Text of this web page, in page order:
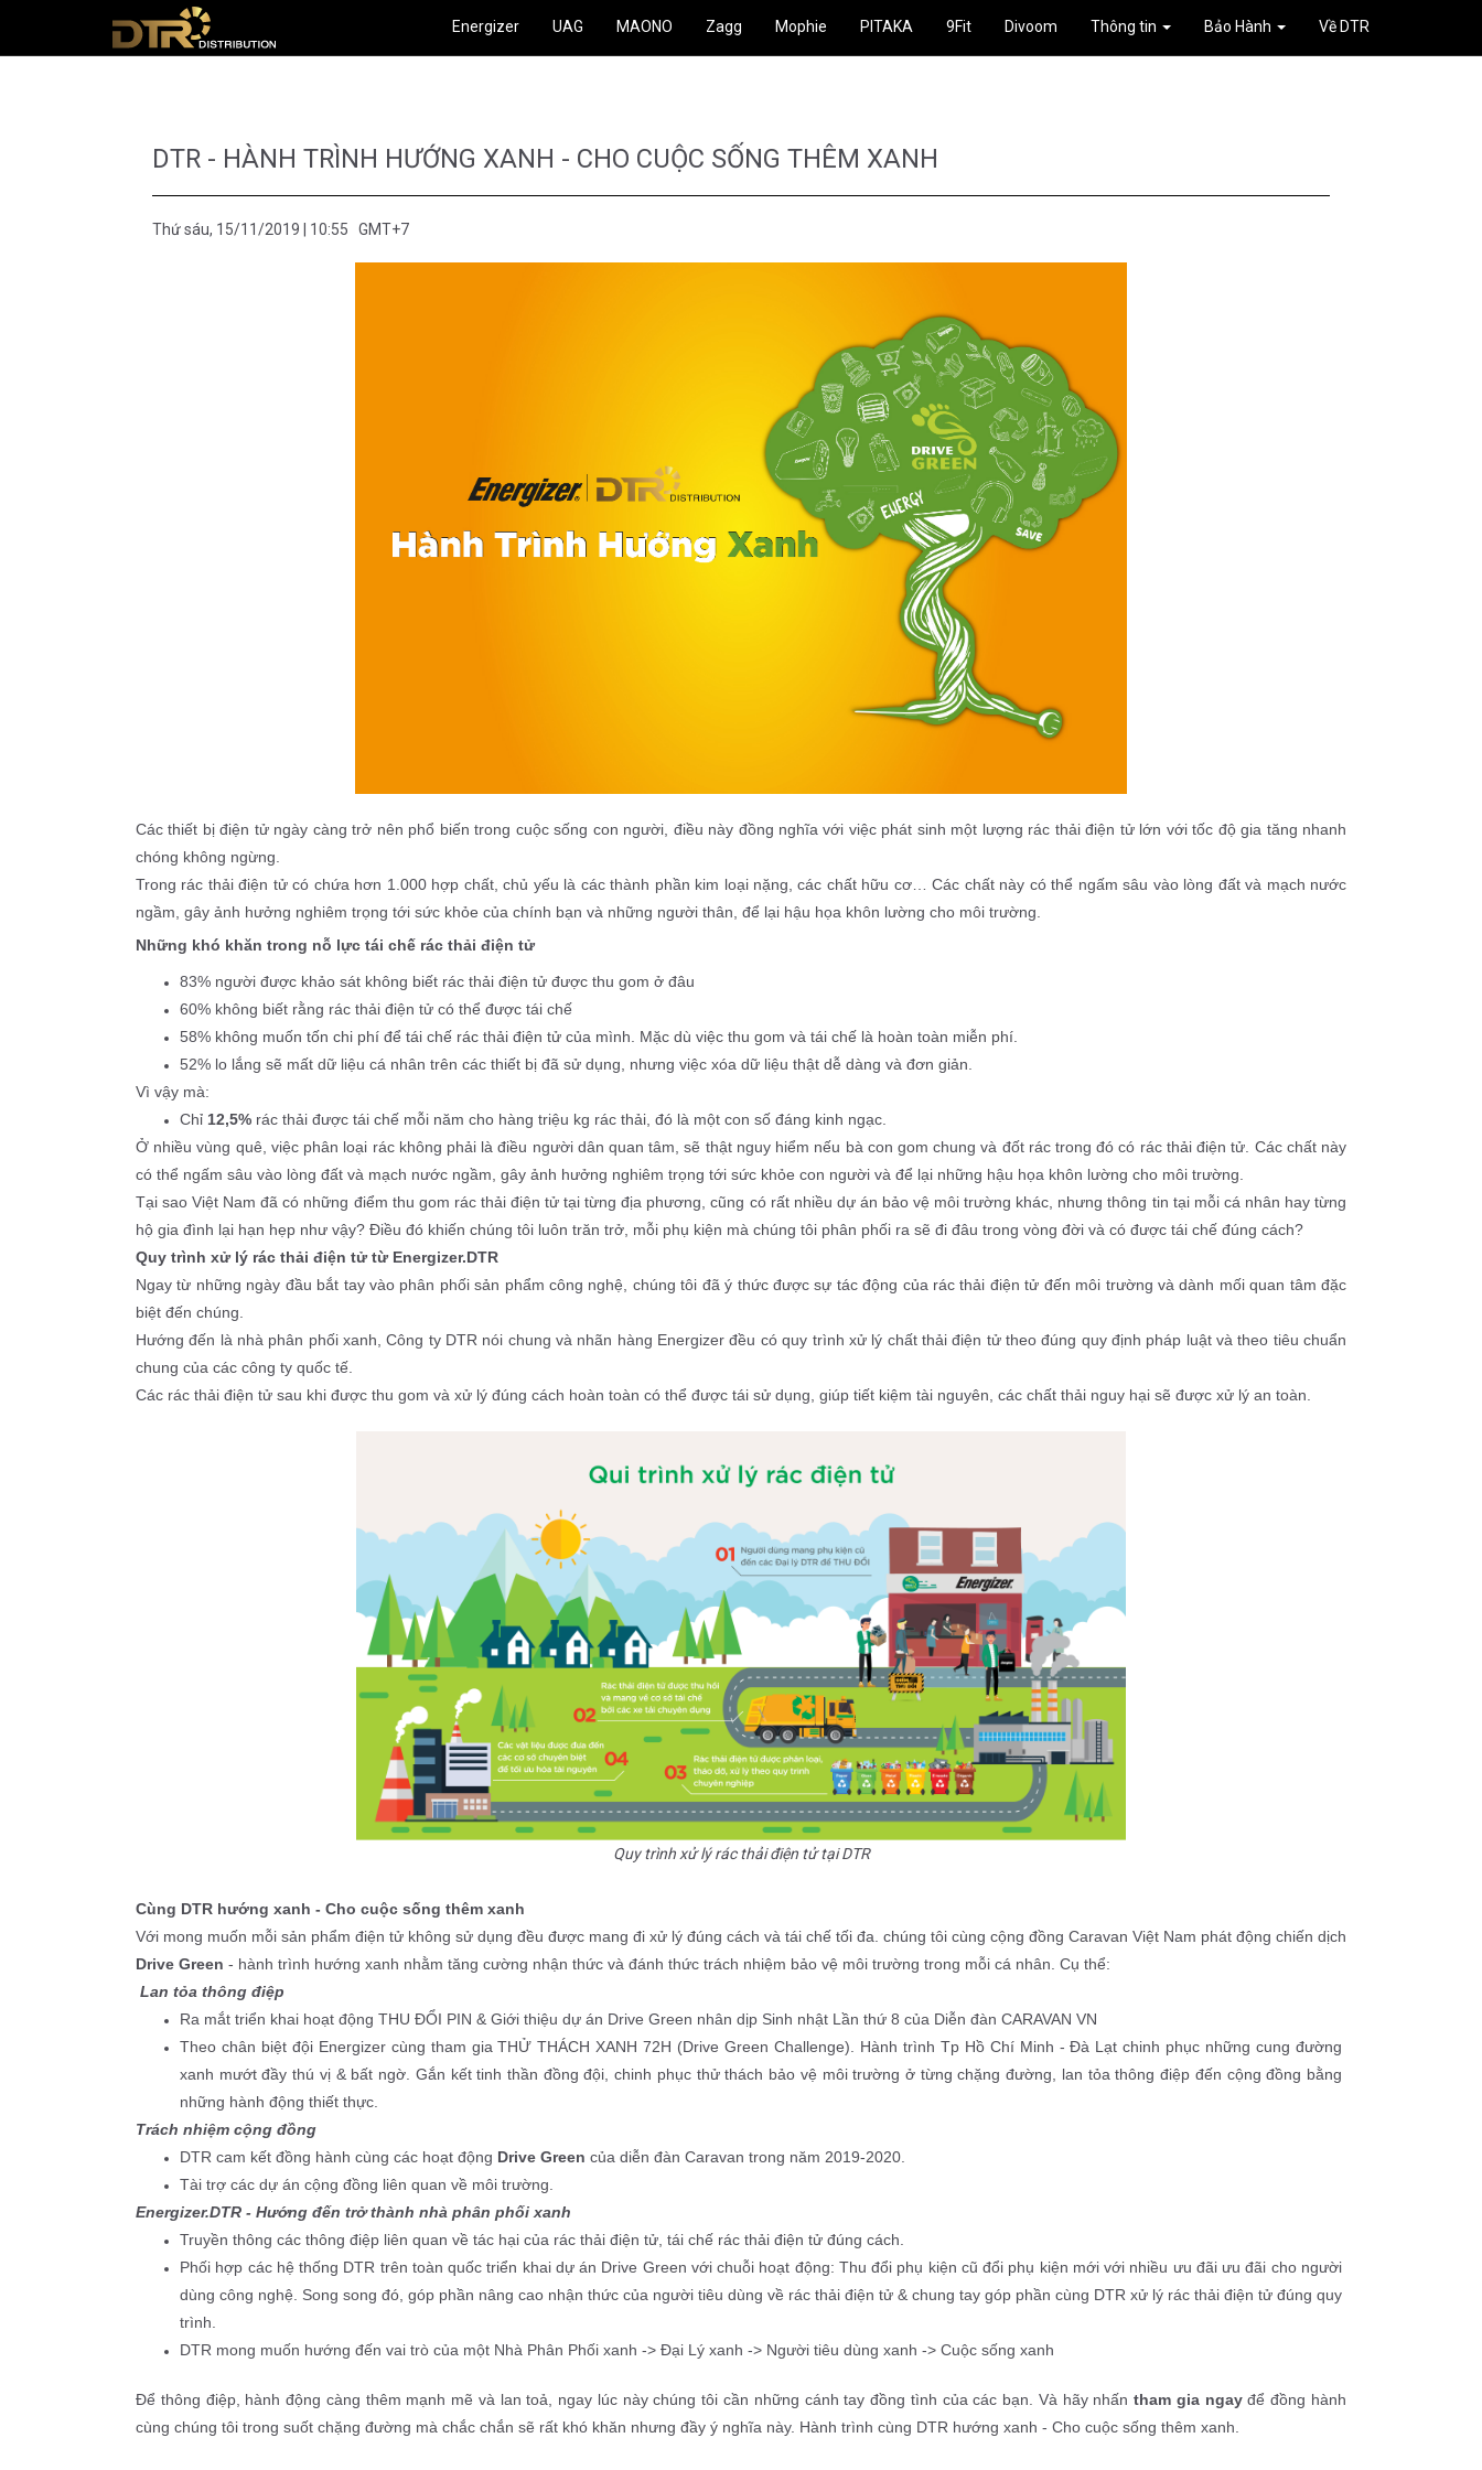
Energizer UAG MAONO Zagg Mophie PITAKA 9Fit Divoom Thông tin Bảo Hành Về DTR
DTR - HÀNH TRÌNH HƯỚNG XANH - CHO CUỘC SỐNG THÊM XANH
Thứ sáu, 15/11/2019 | 10:55 GMT+7
Các thiết bị điện tử ngày càng trở nên phổ biến trong cuộc sống con người, điều này đồng nghĩa với việc phát sinh một lượng rác thải điện tử lớn với tốc độ gia tăng nhanh
chóng không ngừng.
Trong rác thải điện tử có chứa hơn 1.000 hợp chất, chủ yếu là các thành phần kim loại nặng, các chất hữu cơ… Các chất này có thể ngấm sâu vào lòng đất và mạch nước
ngầm, gây ảnh hưởng nghiêm trọng tới sức khỏe của chính bạn và những người thân, để lại hậu họa khôn lường cho môi trường.
Những khó khăn trong nỗ lực tái chế rác thải điện tử
83% người được khảo sát không biết rác thải điện tử được thu gom ở đâu
60% không biết rằng rác thải điện tử có thể được tái chế
58% không muốn tốn chi phí để tái chế rác thải điện tử của mình. Mặc dù việc thu gom và tái chế là hoàn toàn miễn phí.
52% lo lắng sẽ mất dữ liệu cá nhân trên các thiết bị đã sử dụng, nhưng việc xóa dữ liệu thật dễ dàng và đơn giản.
Vì vậy mà:
Chỉ 12,5% rác thải được tái chế mỗi năm cho hàng triệu kg rác thải, đó là một con số đáng kinh ngạc.
Ở nhiều vùng quê, việc phân loại rác không phải là điều người dân quan tâm, sẽ thật nguy hiểm nếu bà con gom chung và đốt rác trong đó có rác thải điện tử. Các chất này
có thể ngấm sâu vào lòng đất và mạch nước ngầm, gây ảnh hưởng nghiêm trọng tới sức khỏe con người và để lại những hậu họa khôn lường cho môi trường.
Tại sao Việt Nam đã có những điểm thu gom rác thải điện tử tại từng địa phương, cũng có rất nhiều dự án bảo vệ môi trường khác, nhưng thông tin tại mỗi cá nhân hay từng
hộ gia đình lại hạn hẹp như vậy? Điều đó khiến chúng tôi luôn trăn trở, mỗi phụ kiện mà chúng tôi phân phối ra sẽ đi đâu trong vòng đời và có được tái chế đúng cách?
Quy trình xử lý rác thải điện tử từ Energizer.DTR
Ngay từ những ngày đầu bắt tay vào phân phối sản phẩm công nghệ, chúng tôi đã ý thức được sự tác động của rác thải điện tử đến môi trường và dành mối quan tâm đặc
biệt đến chúng.
Hướng đến là nhà phân phối xanh, Công ty DTR nói chung và nhãn hàng Energizer đều có quy trình xử lý chất thải điện tử theo đúng quy định pháp luật và theo tiêu chuẩn
chung của các công ty quốc tế.
Các rác thải điện tử sau khi được thu gom và xử lý đúng cách hoàn toàn có thể được tái sử dụng, giúp tiết kiệm tài nguyên, các chất thải nguy hại sẽ được xử lý an toàn.
Quy trình xử lý rác thải điện tử tại DTR
Cùng DTR hướng xanh - Cho cuộc sống thêm xanh
Drive Green - hành trình hướng xanh nhằm tăng cường nhận thức và đánh thức trách nhiệm bảo vệ môi trường trong mỗi cá nhân. Cụ thể:
Lan tỏa thông điệp
Ra mắt triển khai hoạt động THU ĐỔI PIN & Giới thiệu dự án Drive Green nhân dịp Sinh nhật Lần thứ 8 của Diễn đàn CARAVAN VN
Theo chân biệt đội Energizer cùng tham gia THỬ THÁCH XANH 72H (Drive Green Challenge). Hành trình Tp Hồ Chí Minh - Đà Lạt chinh phục những cung đường
xanh mướt đầy thú vị & bất ngờ. Gắn kết tinh thần đồng đội, chinh phục thử thách bảo vệ môi trường ở từng chặng đường, lan tỏa thông điệp đến cộng đồng bằng
những hành động thiết thực.
Trách nhiệm cộng đồng
DTR cam kết đồng hành cùng các hoạt động Drive Green của diễn đàn Caravan trong năm 2019-2020.
Tài trợ các dự án cộng đồng liên quan về môi trường.
Energizer.DTR - Hướng đến trở thành nhà phân phối xanh
Truyền thông các thông điệp liên quan về tác hại của rác thải điện tử, tái chế rác thải điện tử đúng cách.
Phối hợp các hệ thống DTR trên toàn quốc triển khai dự án Drive Green với chuỗi hoạt động: Thu đổi phụ kiện cũ đổi phụ kiện mới với nhiều ưu đãi ưu đãi cho người
dùng công nghệ. Song song đó, góp phần nâng cao nhận thức của người tiêu dùng về rác thải điện tử & chung tay góp phần cùng DTR xử lý rác thải điện tử đúng quy
trình.
DTR mong muốn hướng đến vai trò của một Nhà Phân Phối xanh -> Đại Lý xanh -> Người tiêu dùng xanh -> Cuộc sống xanh
Để thông điệp, hành động càng thêm mạnh mẽ và lan toả, ngay lúc này chúng tôi cần những cánh tay đồng tình của các bạn. Và hãy nhấn tham gia ngay để đồng hành
cùng chúng tôi trong suốt chặng đường mà chắc chắn sẽ rất khó khăn nhưng đầy ý nghĩa này. Hành trình cùng DTR hướng xanh - Cho cuộc sống thêm xanh.